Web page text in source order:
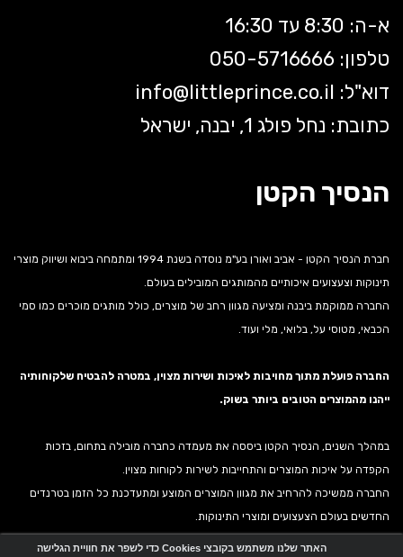
א-ה: 8:30 עד 16:30
טלפון: 050-5 716666
דוא"ל:
info@littleprince.co.il
כתובת: נחל פולג 1, יבנה, ישראל
הנסיך הקטן
חברת הנסיך הקטן - אביב ואורן בע"מ נוסדה בשנת 1994 ומתמחה ביבוא ושיווק מוצרי
תינוקות וצעצועים איכותיים מהמותגים המובילים בעולם.
החברה ממוקמת ביבנה ומציעה מגוון רחב של מוצרים, כולל מותגים מוכרים כמו סמי
הכבאי, מטוסי על, בלואי, מלי ועוד.
החברה פועלת מתוך מחויבות לאיכות ושירות מצוין, במטרה להבטיח שלקוחותיה
ייהנו מהמוצרים הטובים ביותר בשוק.
במהלך השנים, הנסיך הקטן ביססה את מעמדה כחברה מובילה בתחום, בזכות
הקפדה על איכות המוצרים והתחייבות לשירות לקוחות מצוין.
החברה ממשיכה להרחיב את מגוון המוצרים המוצע ומתעדכנת כל הזמן בטרנדים
החדשים בעולם הצעצועים ומוצרי התינוקות.
האתר שלנו משתמש בקובצי Cookies כדי לשפר את חוויית הגלישה